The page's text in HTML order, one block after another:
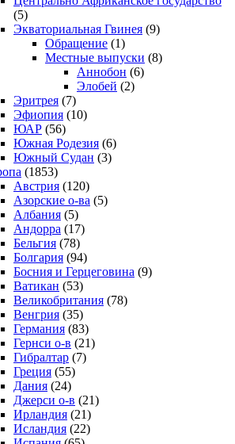
(5)
Экваториальная Гвинея (9)
Обращение (1)
Местные выпуски (8)
Аннобон (6)
Элобей (2)
Эритрея (7)
Эфиопия (10)
ЮАР (56)
Южная Родезия (6)
Южный Судан (3)
(1853)
Австрия (120)
Азорские о-ва (5)
Албания (5)
Андорра (17)
Бельгия (78)
Болгария (94)
Босния и Герцеговина (9)
Ватикан (53)
Великобритания (78)
Венгрия (35)
Германия (83)
Гернси о-в (21)
Гибралтар (7)
Греция (55)
Дания (24)
Джерси о-в (21)
Ирландия (21)
Исландия (22)